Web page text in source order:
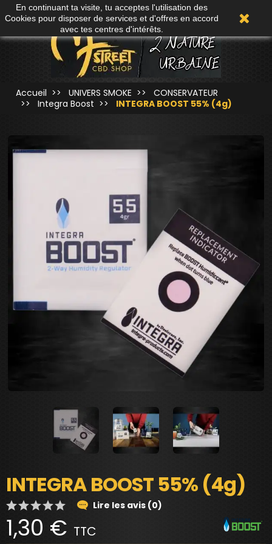
Accueil UNIVERS SMOKE
CONSERVATEUR
Integra Boost
INTEGRA BOOST 55% (4g)
INTEGRA BOOST 55% (4g)
Lire les avis (0)
1,30 € TTC
En continuant ta visite, tu acceptes l'utilisation des
Cookies pour disposer de services et d'offres en accord
avec tes centres d'intérêts.